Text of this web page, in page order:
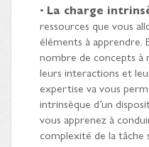
• La charge
ressources que vous
éléments à apprendre.
nombre de concepts à
leurs interactions et
expertise va vous
intrinsèque d’un
vous apprenez à
complexité de la